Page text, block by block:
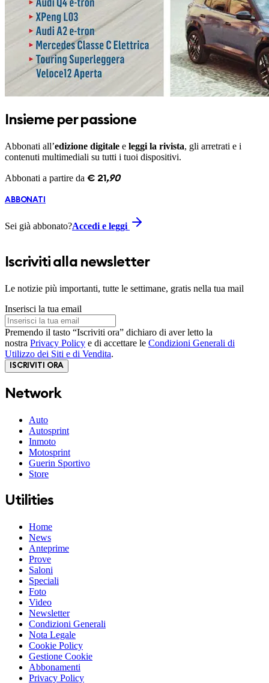
Insieme per passione
Abbonati all’edizione digitale e leggi la rivista, gli arretrati e i
contenuti multimediali su tutti i tuoi dispositivi.
Abbonati a partire da € 21 ,90
ABBONATI
Sei già abbonato?Accedi e leggi
Iscriviti alla newsletter
Le notizie più importanti, tutte le settimane, gratis nella tua mail
Inserisci la tua email
Premendo il tasto “Iscriviti ora” dichiaro di aver letto la
nostra Privacy Policy e di accettare le Condizioni Generali di
Utilizzo dei Siti e di Vendita.
ISCRIVITI ORA
Network
Auto
Autosprint
Inmoto
Motosprint
Guerin Sportivo
Store
Utilities
Home
News
Anteprime
Prove
Saloni
Speciali
Foto
Video
Newsletter
Condizioni Generali
Nota Legale
Cookie Policy
Gestione Cookie
Abbonamenti
Privacy Policy